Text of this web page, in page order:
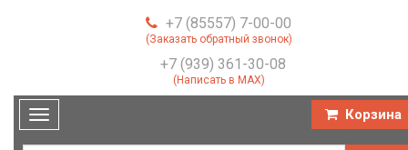
+7 (85557) 7-00-00
(Заказать обратный звонок)
+7 (939) 361-30-08
(Написать в MAX)
Toggle
navigation
Корзина